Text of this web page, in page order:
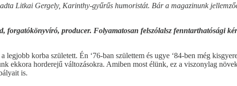
Litkai Gergely, Karinthy-gyűrűs humoristát. Bár a magazinunk
forgatókönyvíró, producer. Folyamatosan felszólalsz fenntarthatósági
legjobb korba született. Én ‘76-ban születtem és ugye ‘84-ben még
ekkora horderejű változásokra. Amiben most élünk, ez a viszonylag
is.